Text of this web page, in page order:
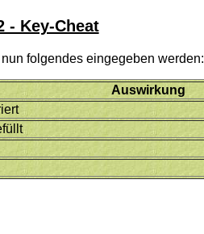
- Key-Cheat
folgendes eingegeben werden:
Auswirkung